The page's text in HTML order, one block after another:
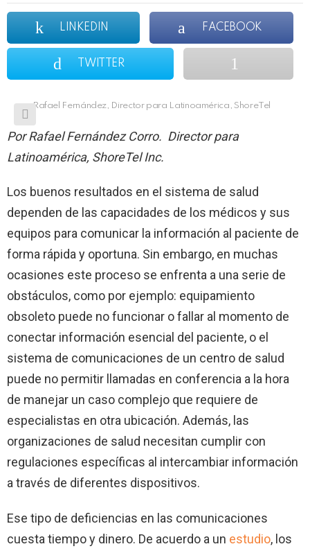
LINKEDIN FACEBOOK
TWITTER
Rafael Fernández, Director para Latinoamérica, ShoreTel
Por Rafael Fernández Corro. Director para
Latinoamérica, ShoreTel Inc.
Los buenos resultados en el sistema de salud
dependen de las capacidades de los médicos y sus
equipos para comunicar la información al paciente de
forma rápida y oportuna. Sin embargo, en muchas
ocasiones este proceso se enfrenta a una serie de
obstáculos, como por ejemplo: equipamiento
obsoleto puede no funcionar o fallar al momento de
conectar información esencial del paciente, o el
sistema de comunicaciones de un centro de salud
puede no permitir llamadas en conferencia a la hora
de manejar un caso complejo que requiere de
especialistas en otra ubicación. Además, las
organizaciones de salud necesitan cumplir con
regulaciones específicas al intercambiar información
a través de diferentes dispositivos.
Ese tipo de deficiencias en las comunicaciones
cuesta tiempo y dinero. De acuerdo a un estudio, los